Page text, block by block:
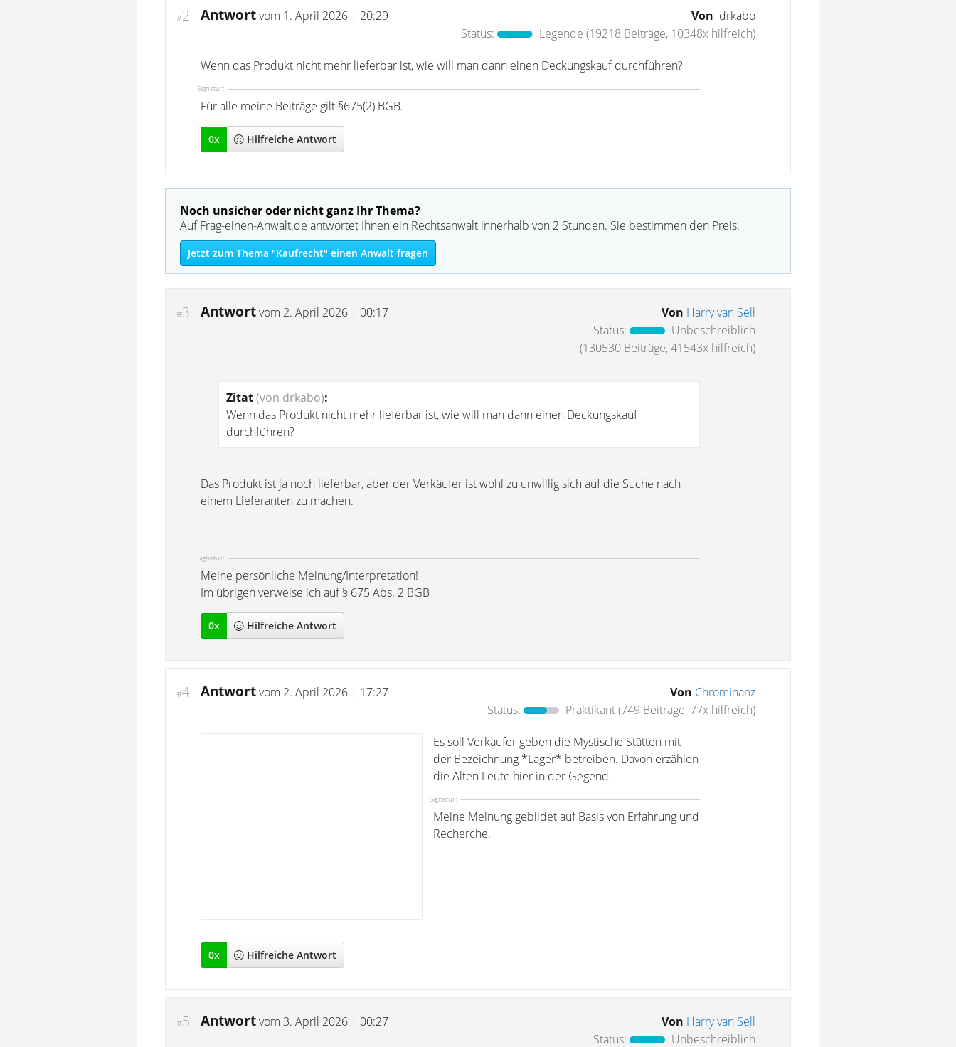
#2 Antwortvom 1. April 2026 | 20:29 Von drkabo
Status:
Legende (19218 Beiträge, 10348x hilfreich)
Wenn das Produkt nicht mehr lieferbar ist, wie will man dann einen Deckungskauf durchführen?
Signatur:
Für alle meine Beiträge gilt §675(2) BGB.
0x Hilfreiche Antwort
Noch unsicher oder nicht ganz Ihr Thema?
Auf Frag-einen-Anwalt.de antwortet Ihnen ein Rechtsanwalt innerhalb von 2 Stunden. Sie bestimmen den Preis.
Jetzt zum Thema "Kaufrecht" einen Anwalt fragen
#3 Antwortvom 2. April 2026 | 00:17 Von Harry van Sell
Status:
Unbeschreiblich
(130530 Beiträge, 41543x hilfreich)
Zitat(von drkabo):
Wenn das Produkt nicht mehr lieferbar ist, wie will man dann einen Deckungskauf
durchführen?
Das Produkt ist ja noch lieferbar, aber der Verkäufer ist wohl zu unwillig sich auf die Suche nach
einem Lieferanten zu machen.
Signatur:
Meine persönliche Meinung/Interpretation!
Im übrigen verweise ich auf § 675 Abs. 2 BGB
0x Hilfreiche Antwort
#4 Antwortvom 2. April 2026 | 17:27 Von Chrominanz
Status:
Praktikant(749 Beiträge, 77x hilfreich)
Es soll Verkäufer geben die Mystische Stätten mit
der Bezeichnung *Lager* betreiben. Davon erzählen
die Alten Leute hier in der Gegend.
Signatur:
Meine Meinung gebildet auf Basis von Erfahrung und
Recherche.
0x Hilfreiche Antwort
#5 Antwortvom 3. April 2026 | 00:27 Von Harry van Sell
Status:
Unbeschreiblich